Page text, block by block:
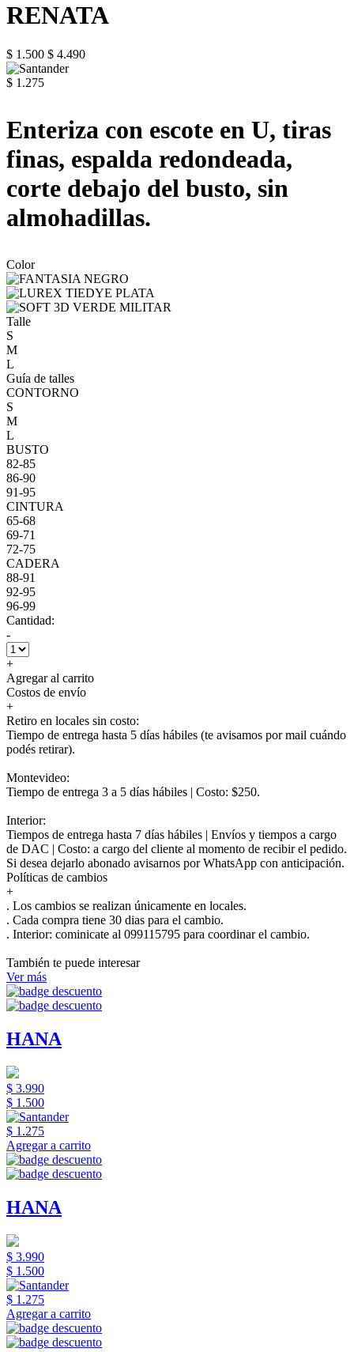
RENATA
$ 1.500 $ 4.490
$ 1.275
Enteriza con escote en U, tiras
finas, espalda redondeada,
corte debajo del busto, sin
almohadillas.
Color
Talle
S
M
L
Guía de talles
CONTORNO
S
M
L
BUSTO
82-85
86-90
91-95
CINTURA
65-68
69-71
72-75
CADERA
88-91
92-95
96-99
Cantidad:
-
+
Agregar al carrito
Costos de envío
+
Retiro en locales sin costo:
Tiempo de entrega hasta 5 días hábiles (te avisamos por mail cuándo
podés retirar).
Montevideo:
Tiempo de entrega 3 a 5 días hábiles | Costo: $250.
Interior:
Tiempos de entrega hasta 7 días hábiles | Envíos y tiempos a cargo
de DAC | Costo: a cargo del cliente al momento de recibir el pedido.
Si desea dejarlo abonado avisarnos por WhatsApp con anticipación.
Políticas de cambios
+
. Los cambios se realizan únicamente en locales.
. Cada compra tiene 30 dias para el cambio.
. Interior: cominicate al 099115795 para coordinar el cambio.
También te puede interesar
Ver más
HANA
$ 3.990
$ 1.500
$ 1.275
Agregar a carrito
HANA
$ 3.990
$ 1.500
$ 1.275
Agregar a carrito